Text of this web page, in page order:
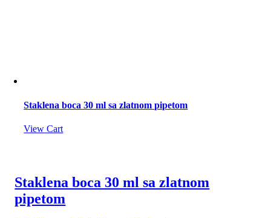
Staklena boca 30 ml sa zlatnom pipetom
View Cart
Staklena boca 30 ml sa zlatnom
pipetom